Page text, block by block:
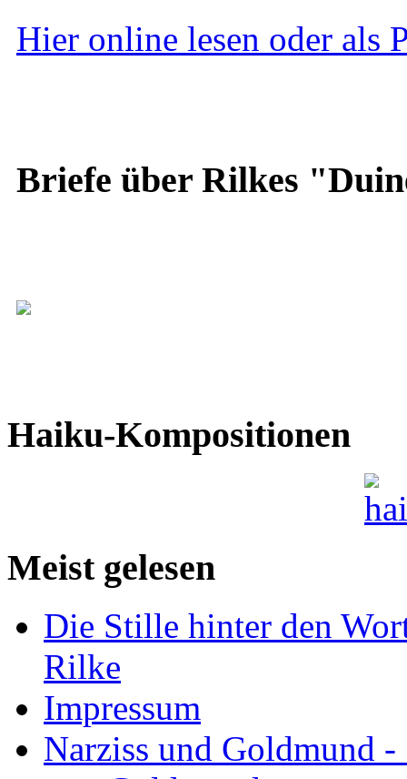
Hier online lesen oder als
Briefe über Rilkes
Haiku-Kompositionen
Meist gelesen
Die Stille hinter den
Rilke
Impressum
Narziss und Goldmund